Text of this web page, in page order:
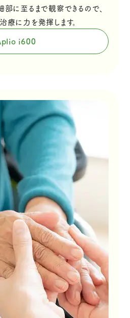
に至るまで観察できるので、
に力を発揮します。
i600